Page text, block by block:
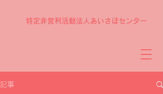
特定非営利活動法人あいさぽセンター
記事